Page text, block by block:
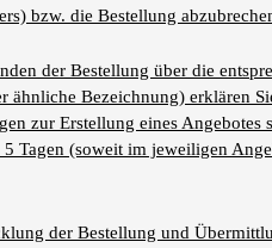
bzw. die Bestellung
der Bestellung über die
ähnliche Bezeichnung) erklären
zur Erstellung eines
Tagen (soweit im jeweiligen
der Bestellung und